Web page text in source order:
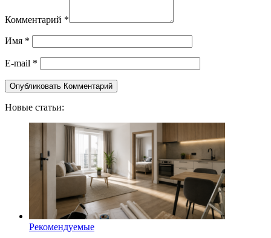
Комментарий *
Имя *
E-mail *
Новые статьи:
Рекомендуемые